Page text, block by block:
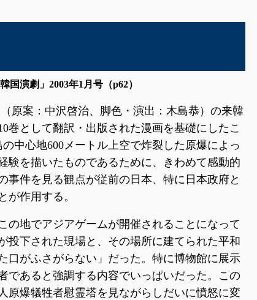
演劇」2003年1月号（p62）
原案：中沢啓治、脚色・演出：木島恭）の来韓
として翻訳・出版された漫画を基礎にしたこ
中心地600メートル上空で炸裂した原爆によっ
験を描いたものであるために、きわめて感動的
件を見る観点が従前の日本、特に日本政府と
が作用する。
の地でアジアゲームが開催されることになって
投下された現場と、その場所に建てられた平和
口がふさがらない」だった。特に博物館に展示
であると強調する内容でいっぱいだった。この
原爆犠牲者慰霊塔を見ながらしだいに憤怒に変